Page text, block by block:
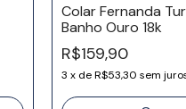
Colar Fernanda
Banho Ouro 18k
R$159,90
3 x deR$53,30 sem